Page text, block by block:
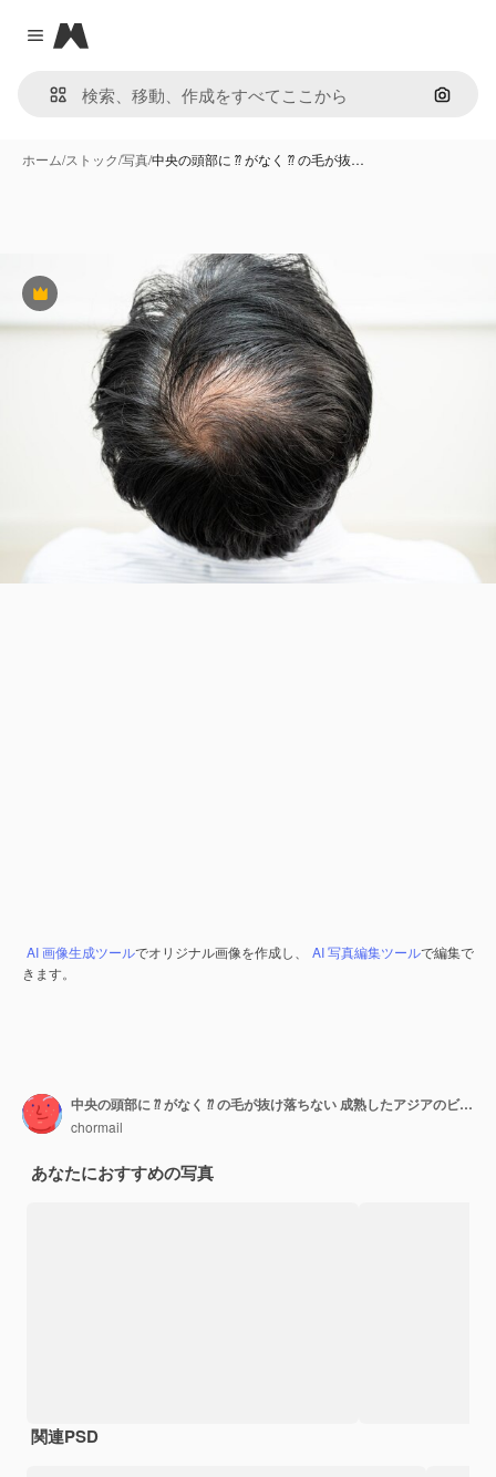
Close menu
Magnific
画像で
ホーム/ストック/写真/中央の頭部に ⁇ がなく ⁇ の毛が抜…
Premium
AI 画像生成ツールでオリジナル画像を作成し、 AI 写真編集ツールで編集で
きます。
中央の頭部に ⁇ がなく ⁇ の毛が抜け落ちない 成熟したアジアのビジネススマートな男
chormail
あなたにおすすめの写真
関連PSD